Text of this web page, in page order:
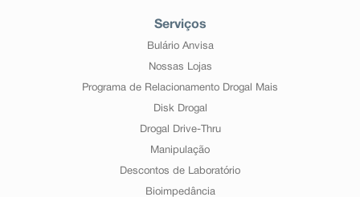
Serviços
Bulário Anvisa
Nossas Lojas
Programa de Relacionamento Drogal Mais
Disk Drogal
Drogal Drive-Thru
Manipulação
Descontos de Laboratório
Bioimpedância